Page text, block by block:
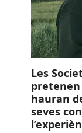
Les
hauran
seves